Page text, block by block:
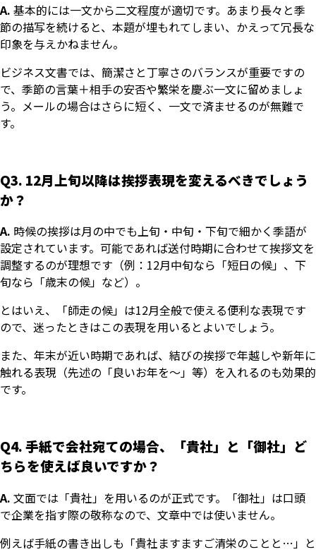
A. 基本的には一文から二文程度が適切です。あまり長々と季
節の描写を続けると、本題が埋もれてしまい、かえって冗長な
印象を与えかねません。
ビジネス文書では、簡潔さと丁寧さのバランスが重要ですの
で、季節の言葉＋相手の安否や繁栄を慶ぶ一文に留めましょ
う。メールの場合はさらに短く、一文で済ませるのが無難で
す。
Q3. 12月上旬以降は挨拶表現を変えるべきでしょう
か？
A. 時候の挨拶は月の中でも上旬・中旬・下旬で細かく季語が
設定されています。可能であれば送付時期に合わせて挨拶文を
調整するのが理想です（例：12月中旬なら「短日の候」、下
旬なら「歳末の候」など）。
とはいえ、「師走の候」は12月全般で使える便利な表現です
ので、迷ったときはこの表現を用いるとよいでしょう。
また、年末が近い時期であれば、結びの挨拶で年越しや新年に
触れる表現（先述の「良いお年を～」等）を入れるのも効果的
です。
Q4. 手紙で会社宛ての場合、「貴社」と「御社」ど
ちらを使えば良いですか？
A. 文面では「貴社」を用いるのが正式です。「御社」は口頭
で企業を指す際の敬称なので、文章中では使いません。
例えば手紙の書き出しも「貴社ますますご清栄のことと…」と